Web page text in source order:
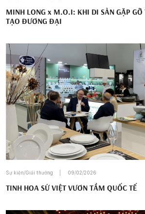
MINH LONG x M.O.I: KHI DI SẢN GẶP GỠ
TẠO ĐƯƠNG ĐẠI
Sự kiện/Giải thưởng 09/02/2026
TINH HOA SỨ VIỆT VƯƠN TẦM QUỐC TẾ